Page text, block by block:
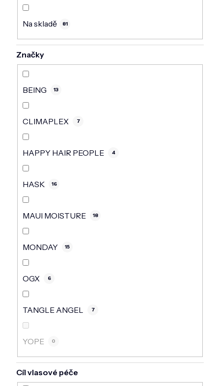
DOMÁCNOST
ZNAČKY
O NÁS
BLOG
Na skladě 81
Značky
BEING 13
CLIMAPLEX 7
HAPPY HAIR PEOPLE 4
HASK 16
MAUI MOISTURE 18
MONDAY 15
OGX 6
TANGLE ANGEL 7
YOPE 0
Cíl vlasové péče